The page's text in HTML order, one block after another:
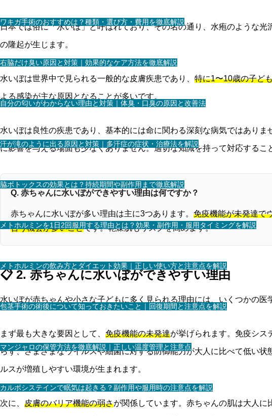
ワキガ手術のおすすめは？種類・選び方・費用を徹底解説
右脇だけ臭い原因と対策｜効果的なケア方法を徹底解説
自分の匂いがわからない理由と対策｜体臭・口臭の原因と改善法
汗が滝のように出る原因と対策｜多汗症の症状・治療法を解説
脇ボトックスの効果とは？持続期間や副作用まで徹底解説
メトホルミンを1日2回服用する理由とは？効果・副作用・服用タイミングを解説
メトホルミンの飲み方とダイエット効果｜正しい使い方と注意点を解説
包茎手術の術後について知っておきたいこと｜回復期間と注意点を解説
マンジャロの保管方法を徹底解説｜正しい温度管理と注意点
カルボシステインで眠気は起きる？副作用や服用時の注意点を解説
日本では俗に「水いぼ」と呼ばれており、その名の通り、水疱のような
の隆起が生じます。
水いぼは世界中で見られる一般的な皮膚疾患であり、 特に1〜10歳の子ど
よる感染が主な原因となることが多いです。
水いぼは良性の疾患であり、基本的には命に関わる深刻な病気ではあり
に影響を与える場面も少なくありません。適切な知識を持って対応するこ
Q. 赤ちゃんに水いぼができやすい理由は何ですか？
赤ちゃんに水いぼが多い理由は主に3つあります。 免疫機能が未発達で
合う機会が多いことです。乾燥肌もリスクを高めます。
📋 2. 赤ちゃんに水いぼができやすい理由
水いぼが赤ちゃんや小さな子どもに多く見られる理由には、いくつかの医
まず最も大きな要因として、 免疫機能の未発達が挙げられます。免疫シス
らず、さまざまなウイルスや細菌に対する防御能力が大人に比べて低い
ルスが増殖しやすい環境が生まれます。
次に、 皮膚のバリア機能の弱さが関係しています。赤ちゃんの肌は大人